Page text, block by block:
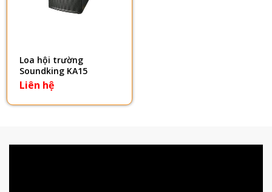
Loa hội trường
Soundking KA15
Liên hệ